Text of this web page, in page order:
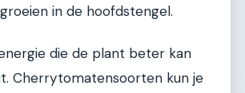
in de hoofdstengel.
die de plant beter kan
Cherrytomatensoorten kun je